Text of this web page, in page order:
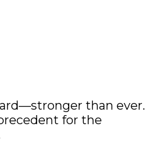
than ever.
for the